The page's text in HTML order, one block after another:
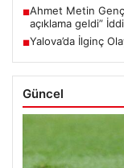
■Ahmet Metin
açıklama geldi”
■Yalova’da İlginç
Güncel